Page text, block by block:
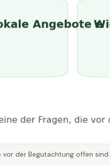
der Begutachtung offen sind.